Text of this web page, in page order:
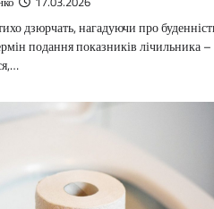
дзюрчать, нагадуючи про
подання показників лічильника –